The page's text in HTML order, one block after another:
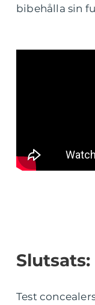
bibehålla sin
Slutsats:
Test